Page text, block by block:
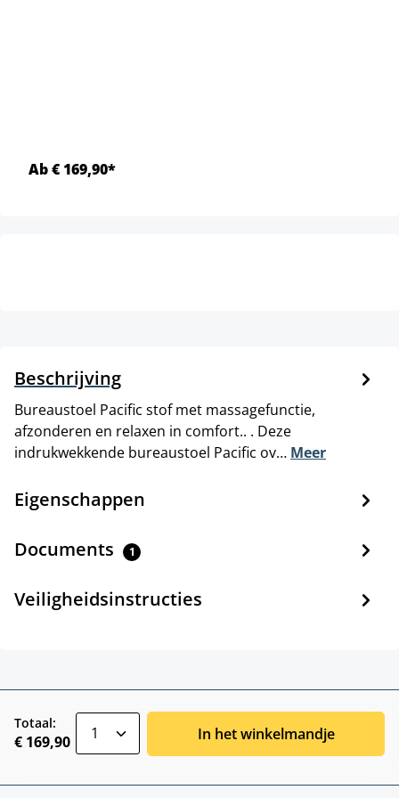
Ab € 169,90*
Beschrijving
Bureaustoel Pacific stof met massagefunctie,
afzonderen en relaxen in comfort.. . Deze
indrukwekkende bureaustoel Pacific ov… Meer
Eigenschappen
Documents 1
Veiligheidsinstructies
Totaal:
€ 169,90 In het winkelmandje